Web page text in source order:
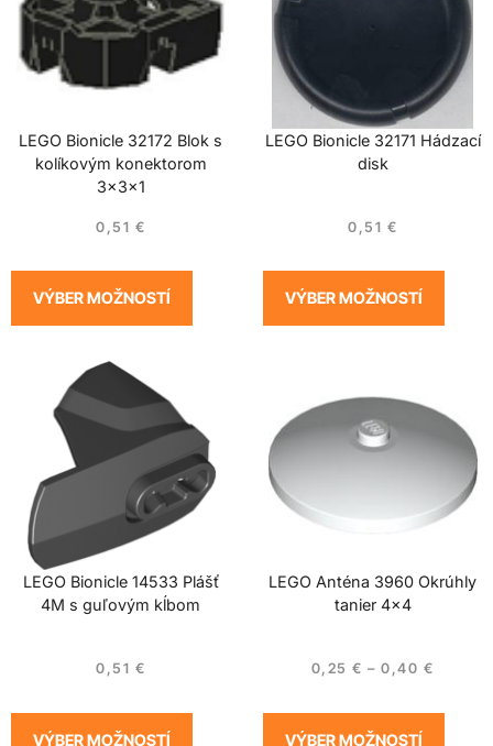
LEGO Bionicle 32172 Blok s
kolíkovým konektorom
3x3x1
0,51 €
VÝBER MOŽNOSTÍ
LEGO Bionicle 32171 Hádzací
disk
0,51 €
VÝBER MOŽNOSTÍ
LEGO Bionicle 14533 Plášť
4M s guľovým kĺbom
0,51 €
VÝBER MOŽNOSTÍ
LEGO Anténa 3960 Okrúhly
tanier 4×4
0,25€ – 0,40 €
VÝBER MOŽNOSTÍ